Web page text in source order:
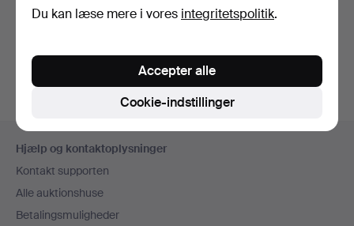
MESSING…
maj 2026
okt 2025
Udvalgt
genstand
Sidefodsnavigation
Hjælp og kontaktoplysninger
Kontakt supporten
Alle auktionshuse
Betalingsmuligheder
Du kan læse mere i vores integritetspolitik.
Cookie-indstillinger
Accepter alle